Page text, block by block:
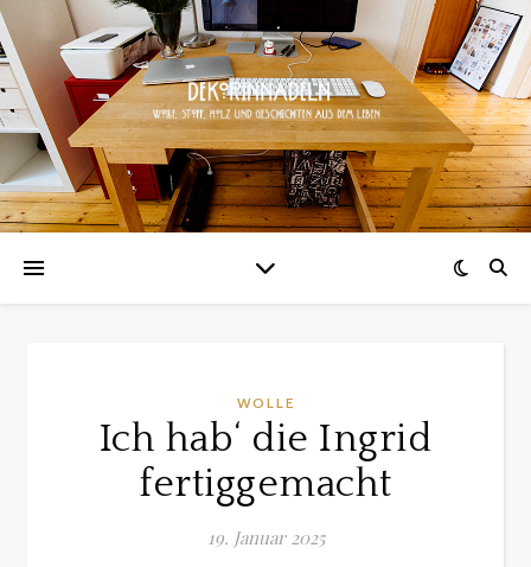
WOLLE
Ich hab‘ die Ingrid
fertiggemacht
19. Januar 2025